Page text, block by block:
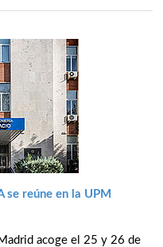
se reúne en la UPM
acoge el 25 y 26 de